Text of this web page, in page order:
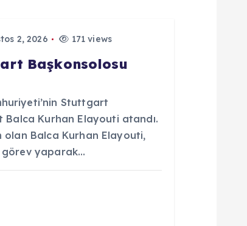
2, 2026 171 views
Başkonsolosu
Stuttgart
Kurhan Elayouti atandı.
olan Balca Kurhan Elayouti,
görev yaparak…